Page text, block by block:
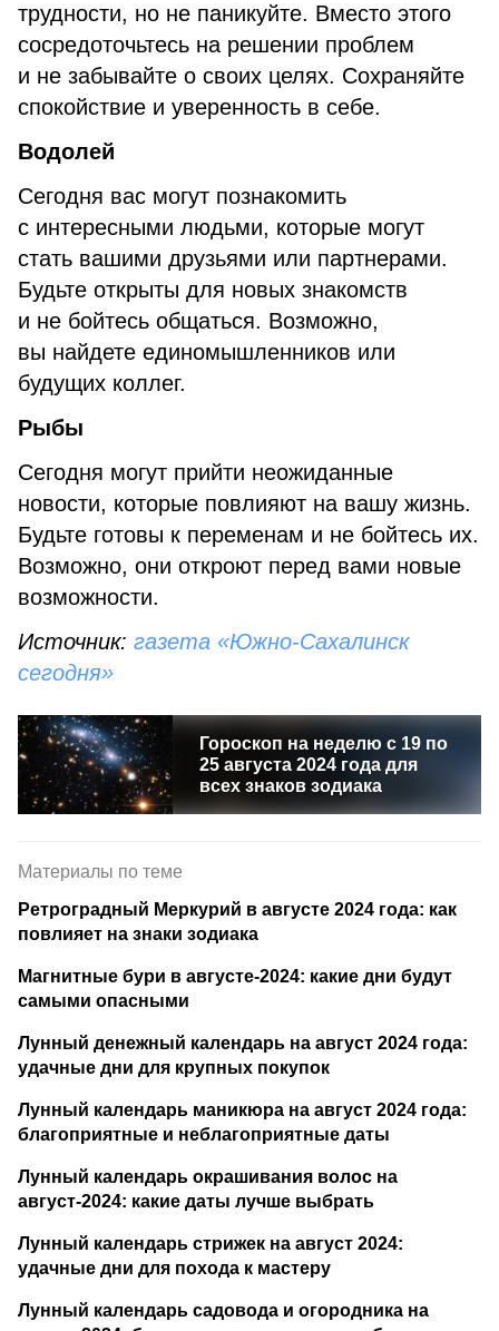
трудности, но не паникуйте. Вместо этого
сосредоточьтесь на решении проблем
и не забывайте о своих целях. Сохраняйте
спокойствие и уверенность в себе.
Водолей
Сегодня вас могут познакомить
с интересными людьми, которые могут
стать вашими друзьями или партнерами.
Будьте открыты для новых знакомств
и не бойтесь общаться. Возможно,
вы найдете единомышленников или
будущих коллег.
Рыбы
Сегодня могут прийти неожиданные
новости, которые повлияют на вашу жизнь.
Будьте готовы к переменам и не бойтесь их.
Возможно, они откроют перед вами новые
возможности.
Источник: газета «Южно-Сахалинск
сегодня»
Гороскоп на неделю с 19 по
25 августа 2024 года для
всех знаков зодиака
Материалы по теме
Ретроградный Меркурий в августе 2024 года: как
повлияет на знаки зодиака
Магнитные бури в августе-2024: какие дни будут
самыми опасными
Лунный денежный календарь на август 2024 года:
удачные дни для крупных покупок
Лунный календарь маникюра на август 2024 года:
благоприятные и неблагоприятные даты
Лунный календарь окрашивания волос на
август-2024: какие даты лучше выбрать
Лунный календарь стрижек на август 2024:
удачные дни для похода к мастеру
Лунный календарь садовода и огородника на